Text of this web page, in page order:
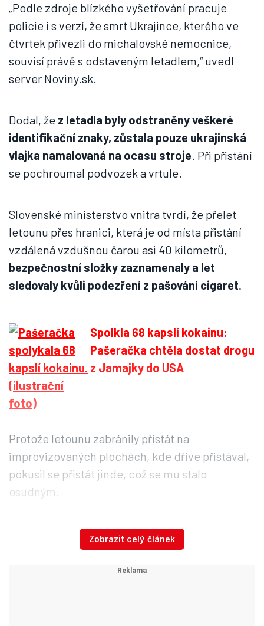
„Podle zdroje blízkého vyšetřování pracuje
policie i s verzí, že smrt Ukrajince, kterého ve
čtvrtek přivezli do michalovské nemocnice,
souvisí právě s odstaveným letadlem,“ uvedl
server Noviny.sk.
Dodal, že z letadla byly odstraněny veškeré
identifikační znaky, zůstala pouze ukrajinská
vlajka namalovaná na ocasu stroje. Při přistání
se pochroumal podvozek a vrtule.
Slovenské ministerstvo vnitra tvrdí, že přelet
letounu přes hranici, která je od místa přistání
vzdálená vzdušnou čarou asi 40 kilometrů,
bezpečnostní složky zaznamenaly a let
sledovaly kvůli podezření z pašování cigaret.
Spolkla 68 kapslí kokainu:
Pašeračka chtěla dostat drogu
z Jamajky do USA
Protože letounu zabránily přistát na
improvizovaných plochách, kde dříve přistával,
pokusil se přistát jinde, což se mu stalo
osudným.
Letoun, podobný někdejším práškovacím
letadlům Čmelák, na poli objevil pracovník
zemědělského družstva. „Místní lidé okolo páté
Zobrazit celý článek